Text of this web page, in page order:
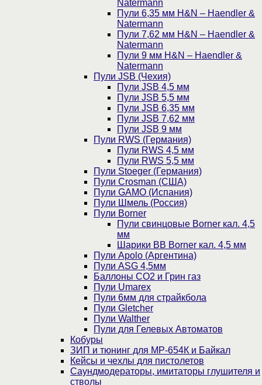
Natermann
Пули 6,35 мм H&N – Haendler &
Natermann
Пули 7,62 мм H&N – Haendler &
Natermann
Пули 9 мм H&N – Haendler &
Natermann
Пули JSB (Чехия)
Пули JSB 4,5 мм
Пули JSB 5,5 мм
Пули JSB 6,35 мм
Пули JSB 7,62 мм
Пули JSB 9 мм
Пули RWS (Германия)
Пули RWS 4,5 мм
Пули RWS 5,5 мм
Пули Stoeger (Германия)
Пули Crosman (США)
Пули GAMO (Испания)
Пули Шмель (Россия)
Пули Borner
Пули свинцовые Borner кал. 4,5
мм
Шарики BB Borner кал. 4,5 мм
Пули Apolo (Аргентина)
Пули ASG 4,5мм
Баллоны CO2 и Грин газ
Пули Umarex
Пули 6мм для страйкбола
Пули Gletcher
Пули Walther
Пули для Гелевых Автоматов
Кобуры
ЗИП и тюнинг для МР-654К и Байкал
Кейсы и чехлы для пистолетов
Саундмодераторы, имитаторы глушителя и
стволы